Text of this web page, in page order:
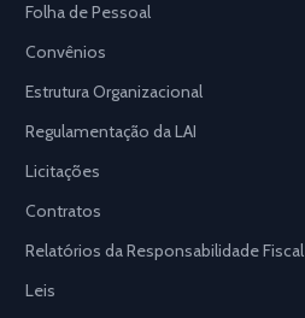
Folha de Pessoal
Convênios
Estrutura Organizacional
Regulamentação da LAI
Licitações
Contratos
Relatórios da Responsabilidade Fiscal
Leis